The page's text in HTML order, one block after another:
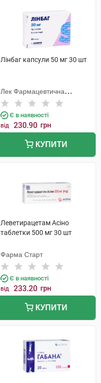
Лінбаг капсули 50 мг 30 шт
Лек Фармацевтична
компанія
Є в наявності
від 230.90 грн
КУПИТИ
Леветирацетам Асіно
таблетки 500 мг 30 шт
Фарма Старт
Є в наявності
від 233.20 грн
КУПИТИ